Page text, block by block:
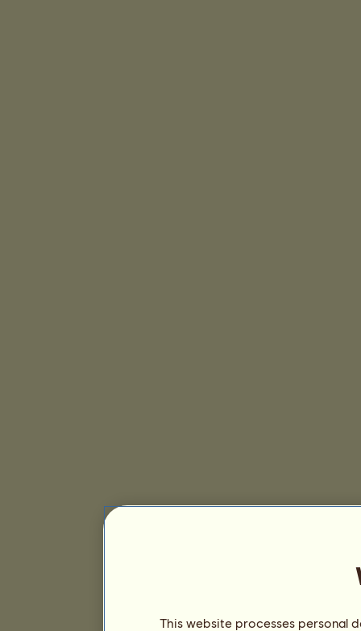
This website processes personal